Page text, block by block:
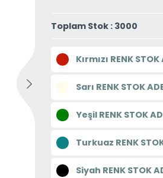
Toplam Stok : 3000
Kırmızı RENK
Sarı RENK STOK
Yeşil RENK STOK
Turkuaz RENK
Siyah RENK STOK